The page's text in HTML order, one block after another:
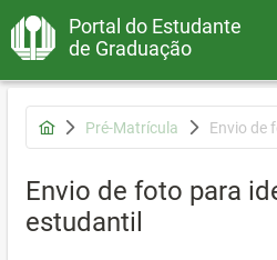
Portal do Estudante
de Graduação
Pré-Matrícula Envio de
Envio de foto para
estudantil